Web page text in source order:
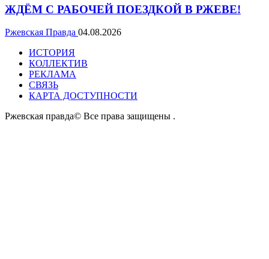
ЖДЁМ С РАБОЧЕЙ ПОЕЗДКОЙ В РЖЕВЕ!
Ржевская Правда 04.08.2026
ИСТОРИЯ
КОЛЛЕКТИВ
РЕКЛАМА
СВЯЗЬ
КАРТА ДОСТУПНОСТИ
Ржевская правда© Все права защищены .